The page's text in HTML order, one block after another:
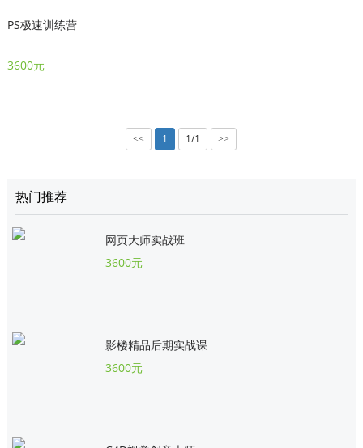
PS极速训练营
3600元
<< 1 1/1 >>
热门推荐
网页大师实战班
3600元
影楼精品后期实战课
3600元